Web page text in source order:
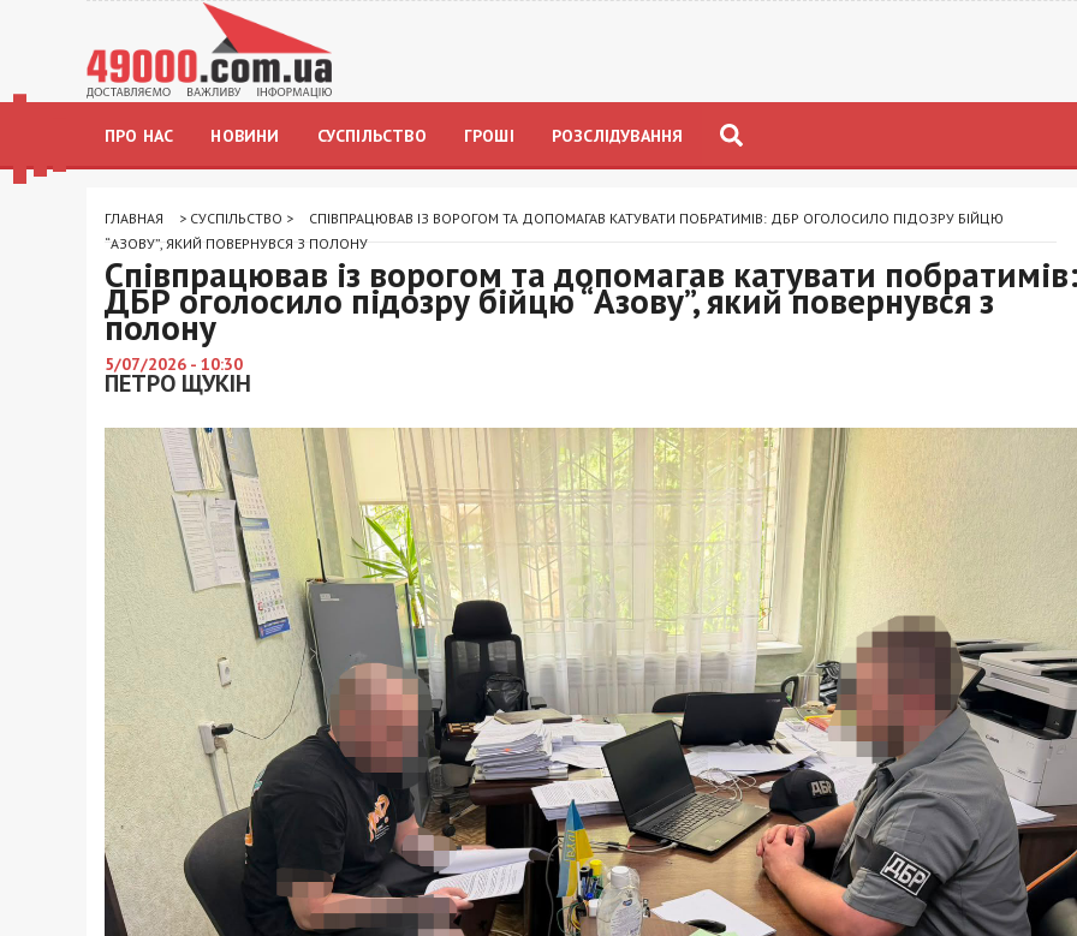
ПРО НАС НОВИНИ СУСПІЛЬСТВО ГРОШІ РОЗСЛІДУВАННЯ
ГЛАВНАЯ > СУСПІЛЬСТВО >
СПІВПРАЦЮВАВ ІЗ ВОРОГОМ ТА ДОПОМАГАВ КАТУВАТИ ПОБРАТИМІВ: ДБР ОГОЛОСИЛО ПІДОЗРУ БІЙЦЮ
“АЗОВУ”, ЯКИЙ ПОВЕРНУВСЯ З ПОЛОНУ
Співпрацював із ворогом та допомагав катувати
ДБР оголосило підозру бійцю “Азову”, який повернувся з
полону
5/07/2026 - 10:30
ПЕТРО ЩУКІН